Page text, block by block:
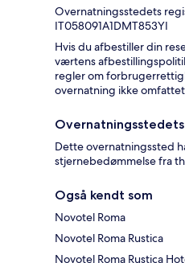
Overnatningsstedets
IT058091A1DMT853YI
Hvis du afbestiller din
værtens
regler om
overnatning ikke
Overnatningsstedets
Dette overnatningssted
stjernebedømmelse fra
Også kendt som
Novotel Roma
Novotel Roma Rustica
Novotel Roma Rustica